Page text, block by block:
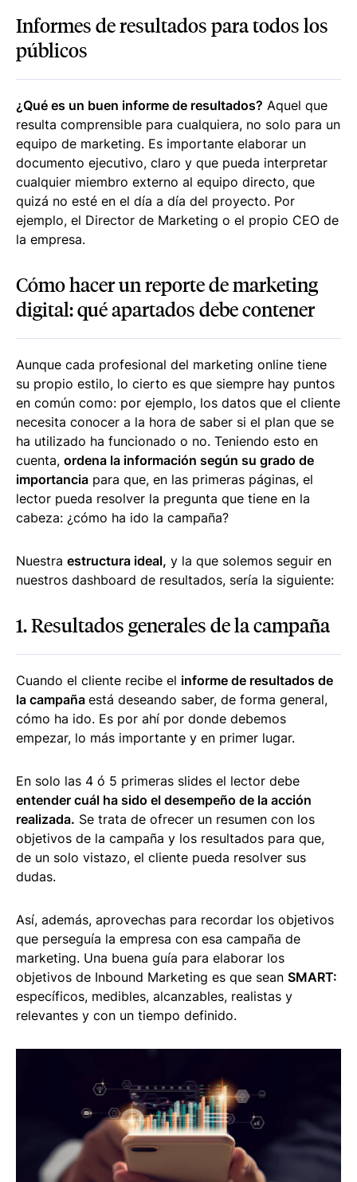
Informes de resultados para todos los
públicos
¿Qué es un buen informe de resultados? Aquel que
resulta comprensible para cualquiera, no solo para un
equipo de marketing. Es importante elaborar un
documento ejecutivo, claro y que pueda interpretar
cualquier miembro externo al equipo directo, que
quizá no esté en el día a día del proyecto. Por
ejemplo, el Director de Marketing o el propio CEO de
la empresa.
Cómo hacer un reporte de marketing
digital: qué apartados debe contener
Aunque cada profesional del marketing online tiene
su propio estilo, lo cierto es que siempre hay puntos
en común como: por ejemplo, los datos que el cliente
necesita conocer a la hora de saber si el plan que se
ha utilizado ha funcionado o no. Teniendo esto en
cuenta, ordena la información según su grado de
importancia para que, en las primeras páginas, el
lector pueda resolver la pregunta que tiene en la
cabeza: ¿cómo ha ido la campaña?
Nuestra estructura ideal, y la que solemos seguir en
nuestros dashboard de resultados, sería la siguiente:
1. Resultados generales de la campaña
Cuando el cliente recibe el informe de resultados de
la campaña está deseando saber, de forma general,
cómo ha ido. Es por ahí por donde debemos
empezar, lo más importante y en primer lugar.
En solo las 4 ó 5 primeras slides el lector debe
entender cuál ha sido el desempeño de la acción
realizada. Se trata de ofrecer un resumen con los
objetivos de la campaña y los resultados para que,
de un solo vistazo, el cliente pueda resolver sus
dudas.
Así, además, aprovechas para recordar los objetivos
que perseguía la empresa con esa campaña de
marketing. Una buena guía para elaborar los
objetivos de Inbound Marketing es que sean SMART:
específicos, medibles, alcanzables, realistas y
relevantes y con un tiempo definido.